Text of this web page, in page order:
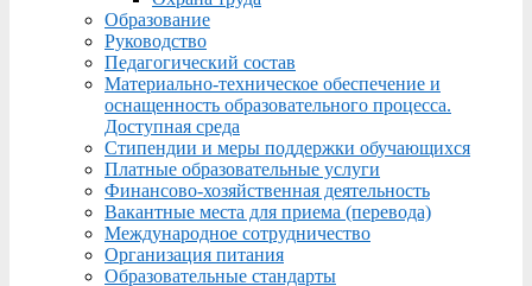
Образование
Руководство
Педагогический состав
Материально-техническое обеспечение и
оснащенность образовательного процесса.
Доступная среда
Стипендии и меры поддержки обучающихся
Платные образовательные услуги
Финансово-хозяйственная деятельность
Вакантные места для приема (перевода)
Международное сотрудничество
Организация питания
Образовательные стандарты